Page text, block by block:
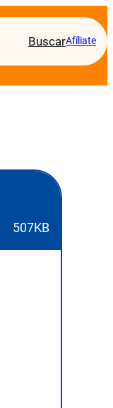
BuscarAfíliate
507KB